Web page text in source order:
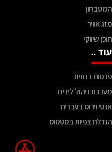
המטבחון
מזג אוויר
תוכן שיווקי
עוד ..
פרסום בחזית
מערכת ניהול לידים
אנטי וירוס בעברית
הגדלת צפיות בסטטוס